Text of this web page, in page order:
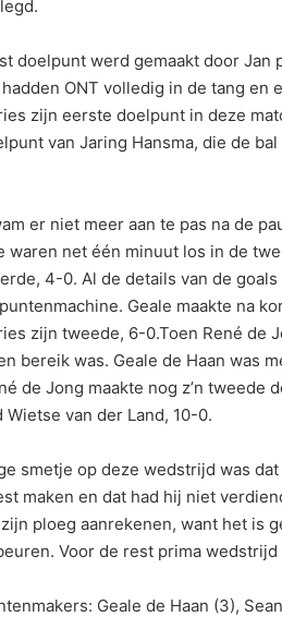
doelpunt werd gemaakt door Jan
hadden ONT volledig in de tang
zijn eerste doelpunt in deze
van Jaring Hansma, die de
er niet meer aan te pas na de
waren net één minuut los in de
4-0. Al de details van de
Geale maakte na
zijn tweede, 6-0.Toen René de
bereik was. Geale de Haan was
de Jong maakte nog z’n
Wietse van der Land, 10-0.
smetje op deze wedstrijd was
maken en dat had hij niet
ploeg aanrekenen, want het is
Voor de rest prima wedstrijd
Geale de Haan (3),